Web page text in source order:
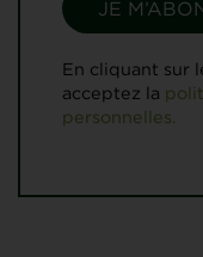
En cliquant sur
acceptez la
personnelles.